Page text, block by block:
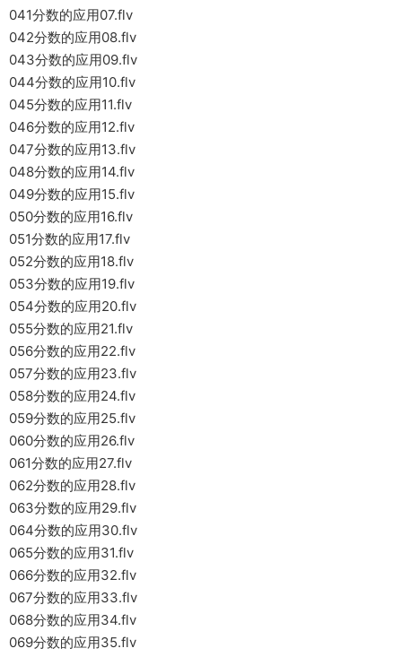
041分数的应用07.flv
042分数的应用08.flv
043分数的应用09.flv
044分数的应用10.flv
045分数的应用11.flv
046分数的应用12.flv
047分数的应用13.flv
048分数的应用14.flv
049分数的应用15.flv
050分数的应用16.flv
051分数的应用17.flv
052分数的应用18.flv
053分数的应用19.flv
054分数的应用20.flv
055分数的应用21.flv
056分数的应用22.flv
057分数的应用23.flv
058分数的应用24.flv
059分数的应用25.flv
060分数的应用26.flv
061分数的应用27.flv
062分数的应用28.flv
063分数的应用29.flv
064分数的应用30.flv
065分数的应用31.flv
066分数的应用32.flv
067分数的应用33.flv
068分数的应用34.flv
069分数的应用35.flv